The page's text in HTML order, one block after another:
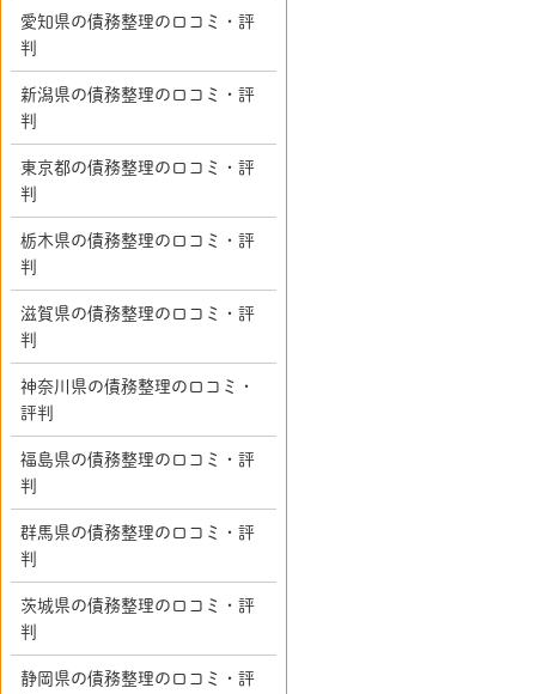
愛知県の債務整理の口コミ・評
判
新潟県の債務整理の口コミ・評
判
東京都の債務整理の口コミ・評
判
栃木県の債務整理の口コミ・評
判
滋賀県の債務整理の口コミ・評
判
神奈川県の債務整理の口コミ・
評判
福島県の債務整理の口コミ・評
判
群馬県の債務整理の口コミ・評
判
茨城県の債務整理の口コミ・評
判
静岡県の債務整理の口コミ・評